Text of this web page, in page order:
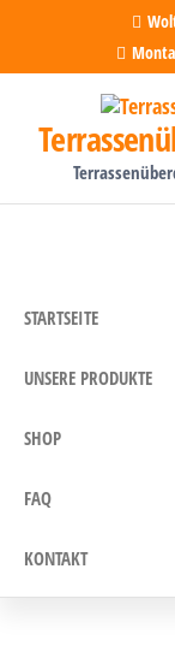
Inhalt
STARTSEITE
UNSERE PRODUKTE
SHOP
FAQ
KONTAKT